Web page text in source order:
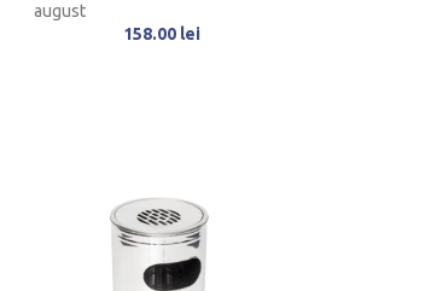
august
158.00 lei